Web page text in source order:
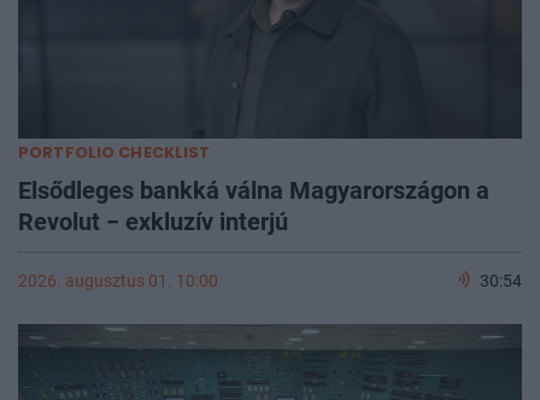
PORTFOLIO CHECKLIST
Elsődleges bankká válna Magyarországon a
Revolut − exkluzív interjú
2026. augusztus 01. 10:00 30:54